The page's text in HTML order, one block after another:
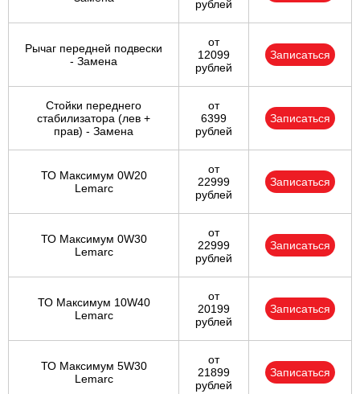
рублей
Рычаг передней подвески
- Замена
от
12099
рублей
Записаться
Стойки переднего
стабилизатора (лев +
прав) - Замена
от
6399
рублей
Записаться
ТО Максимум 0W20
Lemarc
от
22999
рублей
Записаться
ТО Максимум 0W30
Lemarc
от
22999
рублей
Записаться
ТО Максимум 10W40
Lemarc
от
20199
рублей
Записаться
ТО Максимум 5W30
Lemarc
от
21899
рублей
Записаться